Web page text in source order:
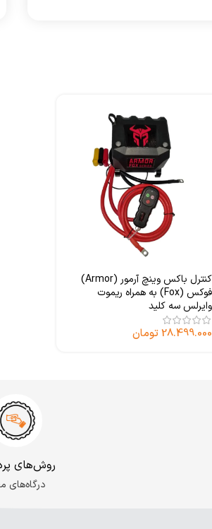
کنترل باکس وینچ آرمور (Armor)
فوکس (Fox) به همراه ریموت
وایرلس سه کلید
28.499.000تومان
روش‌های
درگاه‌های